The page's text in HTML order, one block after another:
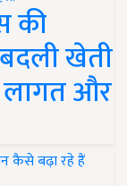
की
खेती
लागत और